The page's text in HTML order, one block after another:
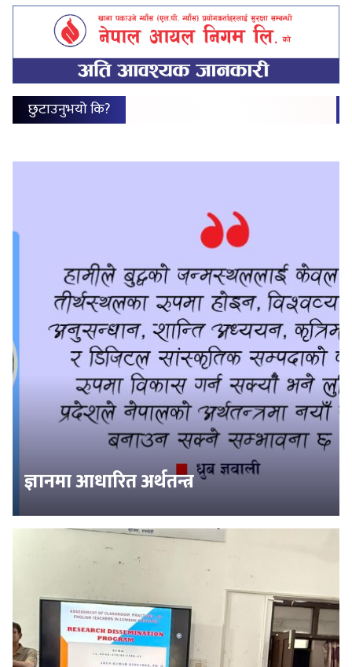
छुटाउनुभयो कि?
ज्ञानमा आधारित अर्थतन्त्र